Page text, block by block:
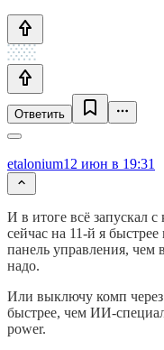
Ответить
etalonium12 июн в 19:31
И в итоге всё запускал
сейчас на 11-й я
панель управления, чем
надо.
Или выключу комп через
быстрее, чем ИИ-
power.